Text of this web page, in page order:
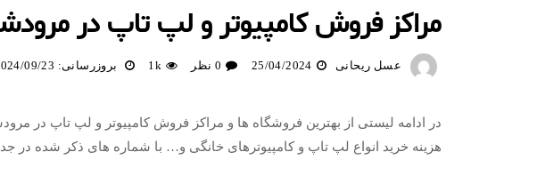
مراکز فروش کامپیوتر و لپ تاپ در
عسل ریحانی 25/04/2024 0 نظر 1k بروزرسانی: 2024/09/23
در ادامه لیستی از بهترین فروشگاه ها و مراکز فروش کامپیوتر و لپ تاپ در
هزینه خرید انواع لپ تاپ و کامپیوترهای خانگی و… با شماره های ذکر شده در